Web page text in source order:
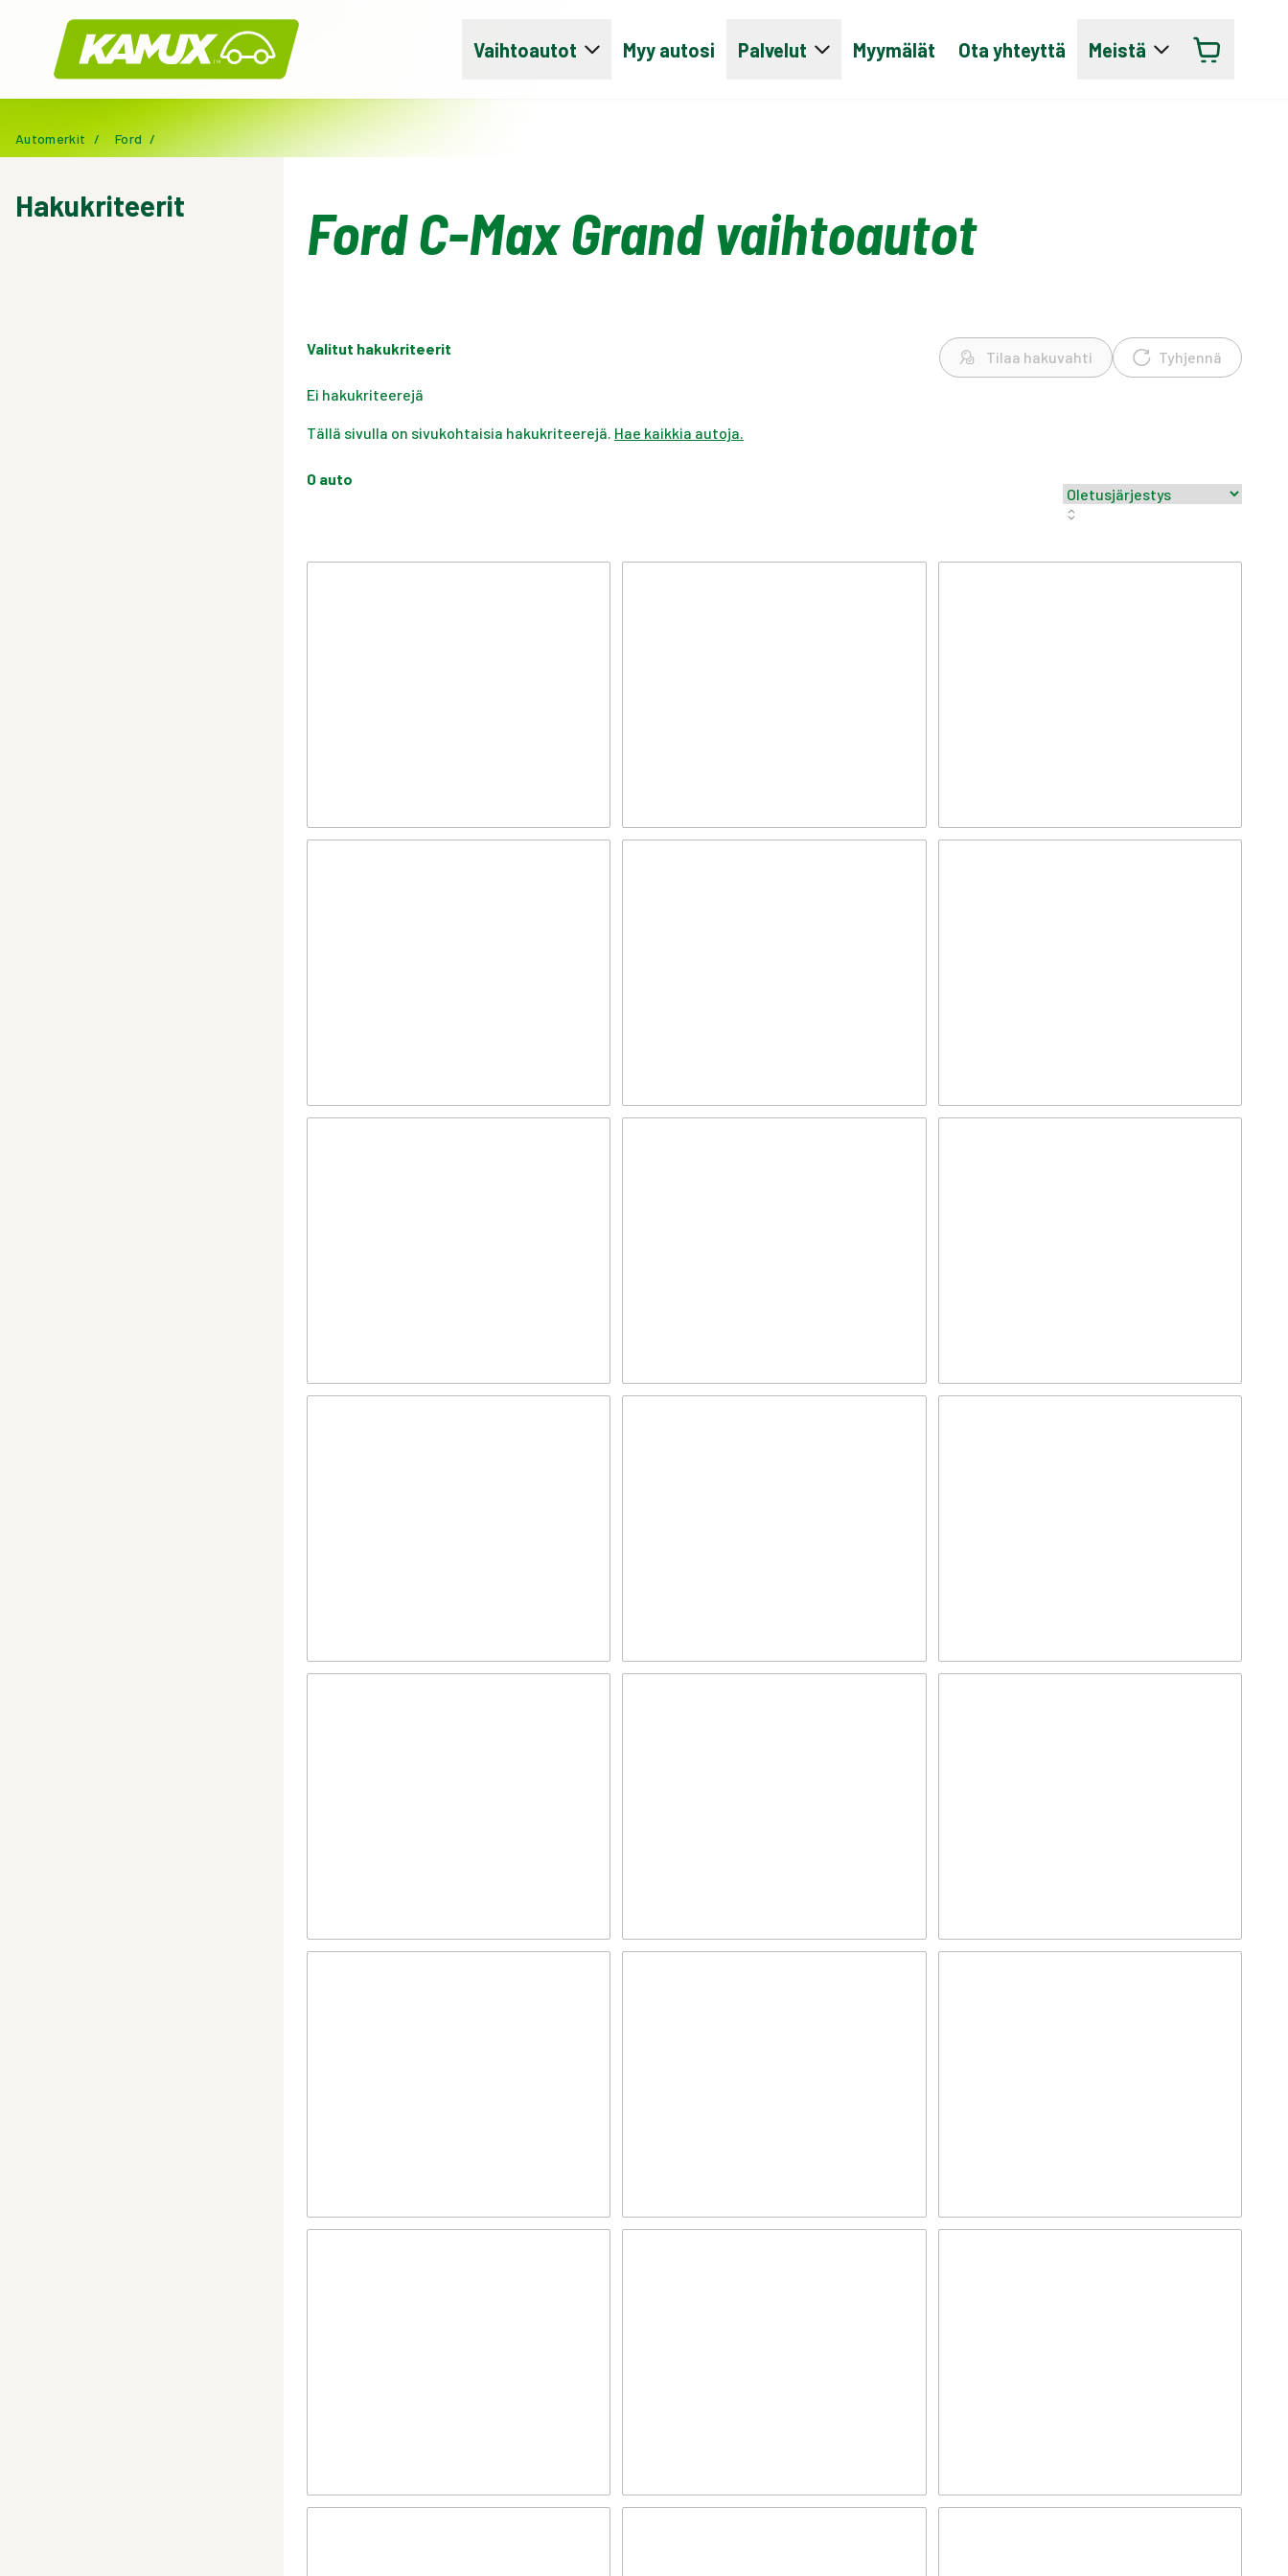
Kamux
Vaihtoautot Myy autosi Palvelut Myymälät Ota yhteyttä Meistä
Automerkit / Ford /
Hakukriteerit Ford C-Max Grand vaihtoautot
Valitut hakukriteerit
Ei hakukriteerejä
Tilaa hakuvahti Tyhjennä
Tällä sivulla on sivukohtaisia hakukriteerejä. Hae kaikkia autoja.
0 auto